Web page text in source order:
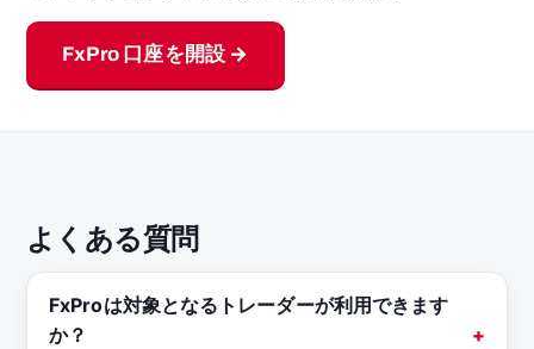
FxPro 口座を開設 →
よくある質問
FxProは対象となるトレーダーが利用できます
か？